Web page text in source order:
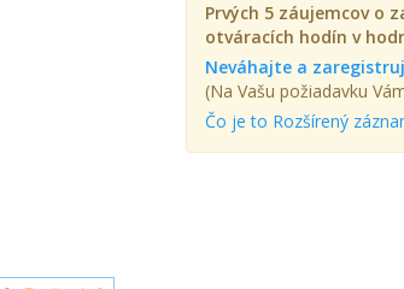
Prvých 5 záujemcov o
otváracích hodín v
Neváhajte a
(Na Vašu požiadavku
Čo je to Rozšírený